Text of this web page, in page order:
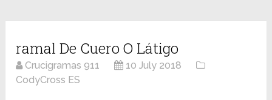
ramal De Cuero O Látigo
Crucigramas 911
10 July 2018
CodyCross ES